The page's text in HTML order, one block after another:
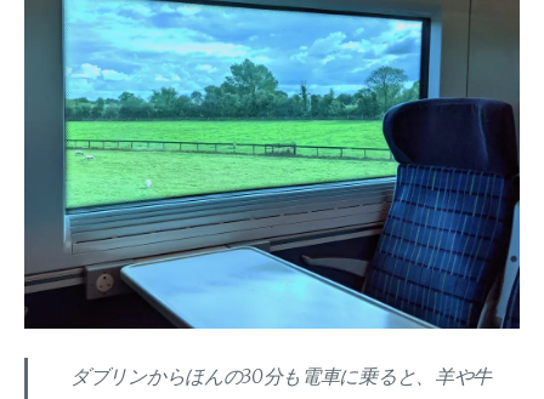
ダブリンからほんの30分も電車に乗ると、羊や牛